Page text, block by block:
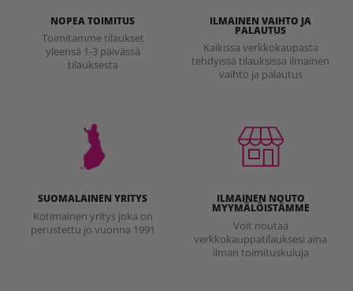
NOPEA TOIMITUS
Toimitamme tilaukset
yleensä 1-3 päivässä
tilauksesta
ILMAINEN VAIHTO JA
PALAUTUS
Kaikissa verkkokaupasta
tehdyissä tilauksissa ilmainen
vaihto ja palautus
SUOMALAINEN YRITYS
Kotimainen yritys joka on
perustettu jo vuonna 1991
ILMAINEN NOUTO
MYYMÄLÖISTÄMME
Voit noutaa
verkkokauppatilauksesi aina
ilman toimituskuluja